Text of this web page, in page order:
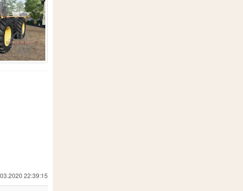
19
557
18
Simulator 19
24
1
8
202
22:39:15